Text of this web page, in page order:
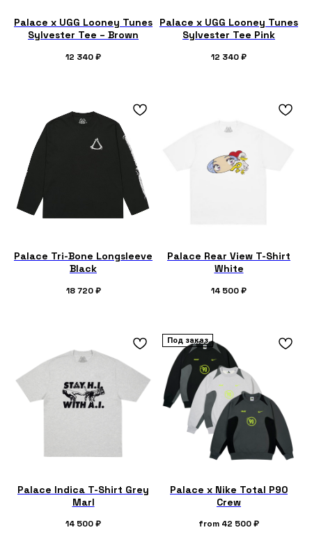
Palace x UGG Looney Tunes
Sylvester Tee – Brown
12 340₽
Palace x UGG Looney Tunes
Sylvester Tee Pink
12 340₽
Palace Tri-Bone Longsleeve
Black
18 720 ₽
Palace Rear View T-Shirt
White
14 500₽
Palace Indica T-Shirt Grey
Marl
14 500₽
Под заказ
Palace x Nike Total P90
Crew
from 42 500₽